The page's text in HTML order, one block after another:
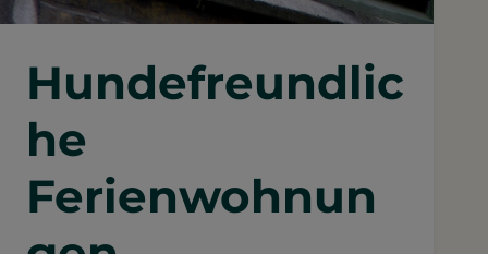
Hundefreundlic
he
Ferienwohnun